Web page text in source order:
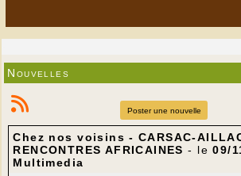
Nouvelles
Poster une nouvelle
Chez nos voisins - CARSAC-
RENCONTRES AFRICAINES - le09/
Multimedia